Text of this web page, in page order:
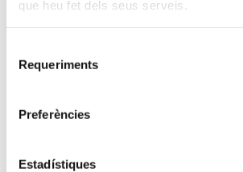
que heu fet dels seus serveis.
Requeriments
Preferències
Estadístiques
Objectius de Desenvolupament